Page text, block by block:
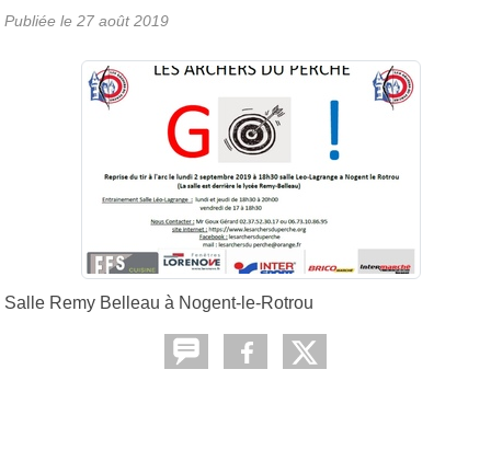
Publiée le 27 août 2019
Salle Remy Belleau à Nogent-le-Rotrou